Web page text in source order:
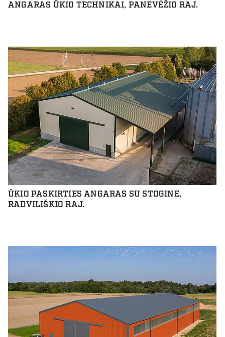
ANGARAS ŪKIO TECHNIKAI, PANEVĖŽIO RAJ.
ŪKIO PASKIRTIES ANGARAS SU STOGINE,
RADVILIŠKIO RAJ.